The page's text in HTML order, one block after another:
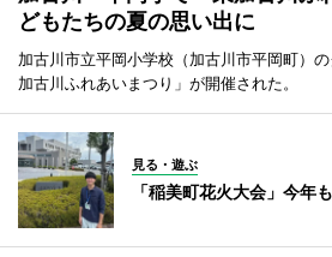
どもたちの夏の思い出に
加古川市立平岡小学校（加古川市平岡町）
加古川ふれあいまつり」が開催された。
見る・遊ぶ
「稲美町花火大会」今